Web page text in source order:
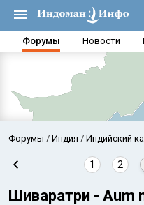
Форумы Новости
Форумы Индия Индийский
1 2
Шиваратри - Aum